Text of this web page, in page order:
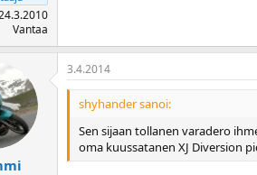
Vantaa
3.4.2014
shyhander sanoi:
Sen sijaan tollanen varadero
oma kuussatanen XJ Diversion